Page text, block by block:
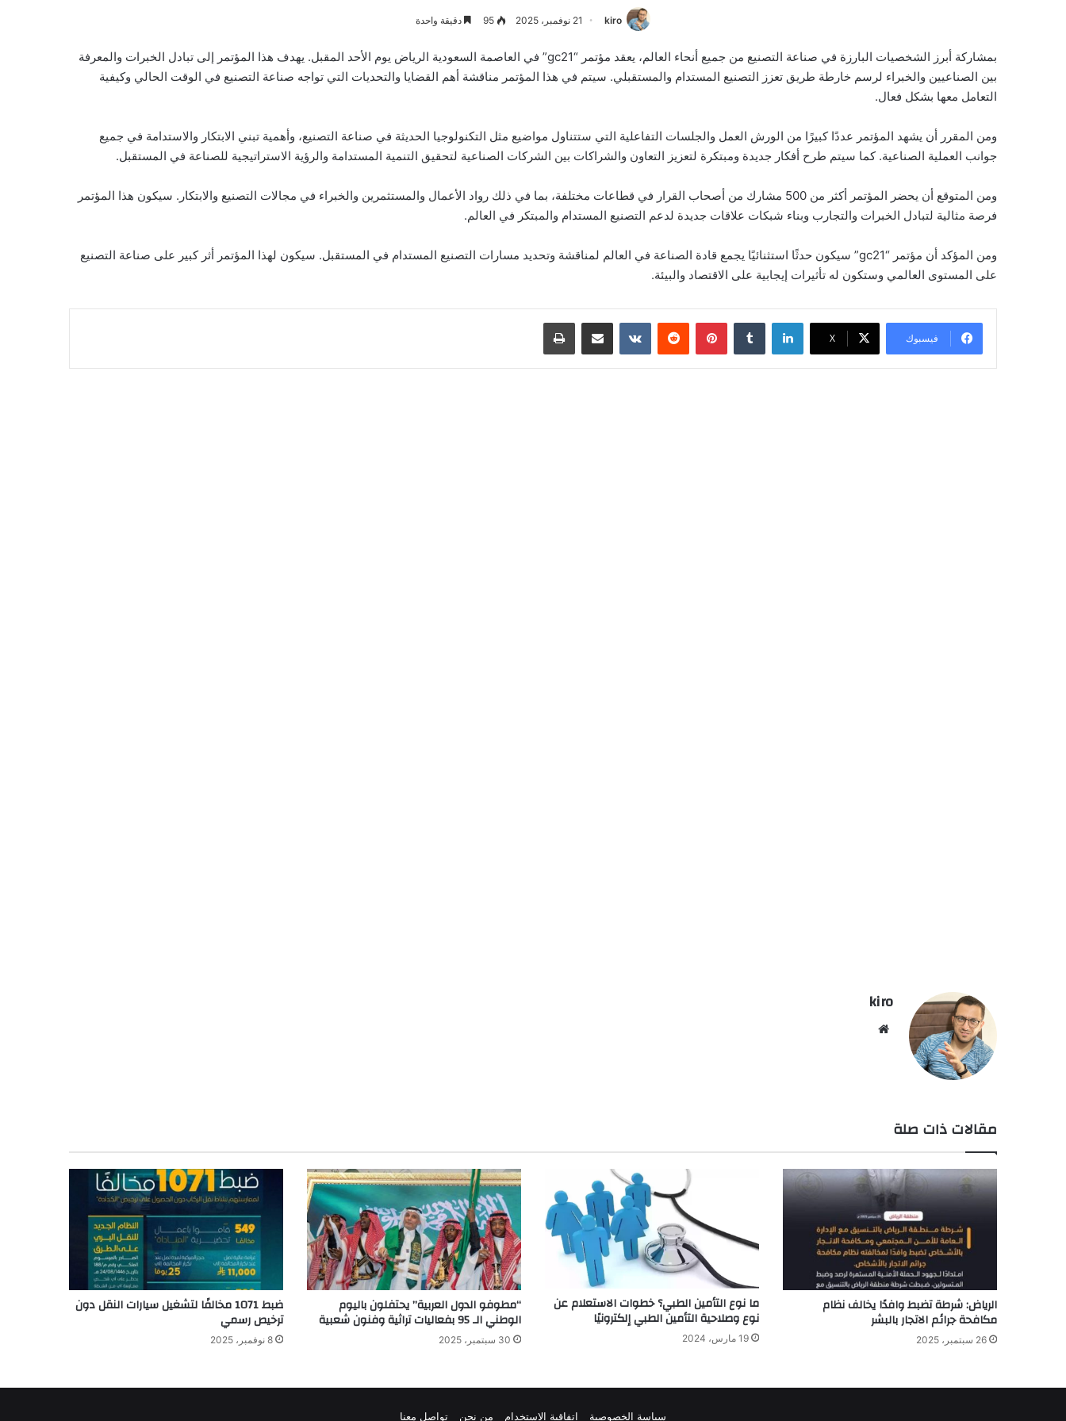
kiro 21 نوفمبر، 2025 95 دقيقة واحدة
بمشاركة أبرز الشخصيات البارزة في صناعة التصنيع من جميع أنحاء العالم، يعقد مؤتمر “gc21” في العاصمة السعودية الرياض يوم الأحد المقبل. يهدف هذا المؤتمر إلى تبادل الخبرات والمعرفة
بين الصناعيين والخبراء لرسم خارطة طريق تعزز التصنيع المستدام والمستقبلي. سيتم في هذا المؤتمر مناقشة أهم القضايا والتحديات التي تواجه صناعة التصنيع في الوقت الحالي وكيفية
التعامل معها بشكل فعال.
ومن المقرر أن يشهد المؤتمر عددًا كبيرًا من الورش العمل والجلسات التفاعلية التي ستتناول مواضيع مثل التكنولوجيا الحديثة في صناعة التصنيع، وأهمية تبني الابتكار والاستدامة في جميع
جوانب العملية الصناعية. كما سيتم طرح أفكار جديدة ومبتكرة لتعزيز التعاون والشراكات بين الشركات الصناعية لتحقيق التنمية المستدامة والرؤية الاستراتيجية للصناعة في المستقبل.
ومن المتوقع أن يحضر المؤتمر أكثر من 500 مشارك من أصحاب القرار في قطاعات مختلفة، بما في ذلك رواد الأعمال والمستثمرين والخبراء في مجالات التصنيع والابتكار. سيكون هذا المؤتمر
فرصة مثالية لتبادل الخبرات والتجارب وبناء شبكات علاقات جديدة لدعم التصنيع المستدام والمبتكر في العالم.
ومن المؤكد أن مؤتمر “gc21” سيكون حدثًا استثنائيًا يجمع قادة الصناعة في العالم لمناقشة وتحديد مسارات التصنيع المستدام في المستقبل. سيكون لهذا المؤتمر أثر كبير على صناعة التصنيع
على المستوى العالمي وستكون له تأثيرات إيجابية على الاقتصاد والبيئة.
فيسبوك ‫X
لينكدإن بينتيريست
kiro
مقالات ذات صلة
الرياض: شرطة تضبط وافدًا يخالف نظام
مكافحة جرائم الاتجار بالبشر
26 سبتمبر، 2025
ما نوع التأمين الطبي؟ خطوات الاستعلام عن
نوع وصلاحية التأمين الطبي إلكترونيًا
19 مارس، 2024
“مطوفو الدول العربية” يحتفلون باليوم
الوطني الـ 95 بفعاليات تراثية وفنون شعبية
30 سبتمبر، 2025
ضبط 1071 مخالفًا لتشغيل سيارات النقل دون
ترخيص رسمي
8 نوفمبر، 2025
سياسة الخصوصية اتفاقية الاستخدام من نحن تواصل معنا